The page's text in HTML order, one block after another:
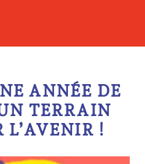
ANNÉE DE
TERRAIN
L’AVENIR !